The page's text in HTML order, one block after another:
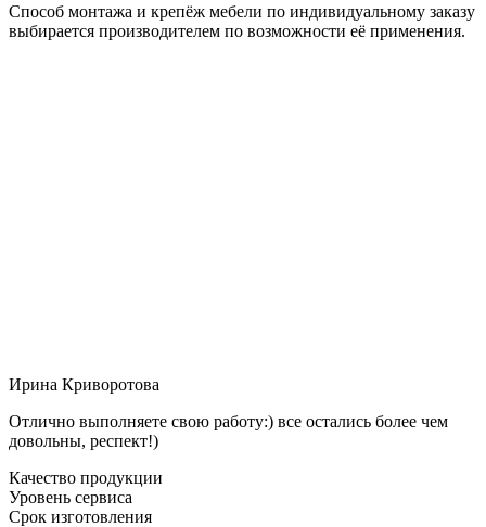
Способ монтажа и крепёж мебели по индивидуальному заказу
выбирается производителем по возможности её применения.
Ирина Криворотова
Отлично выполняете свою работу:) все остались более чем
довольны, респект!)
Качество продукции
Уровень сервиса
Срок изготовления